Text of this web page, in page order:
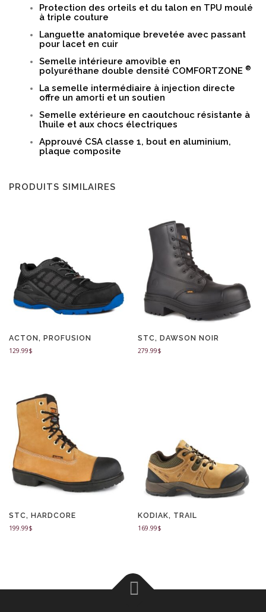
Protection des orteils et du talon en TPU moulé
à triple couture
Languette anatomique brevetée avec passant
pour lacet en cuir
Semelle intérieure amovible en
polyuréthane double densité COMFORTZONE ®
La semelle intermédiaire à injection directe
offre un amorti et un soutien
Semelle extérieure en caoutchouc résistante à
l’huile et aux chocs électriques
Approuvé CSA classe 1, bout en aluminium,
plaque composite
PRODUITS SIMILAIRES
ACTON, PROFUSION
129.99$
STC, DAWSON NOIR
279.99$
STC, HARDCORE
199.99$
KODIAK, TRAIL
169.99$